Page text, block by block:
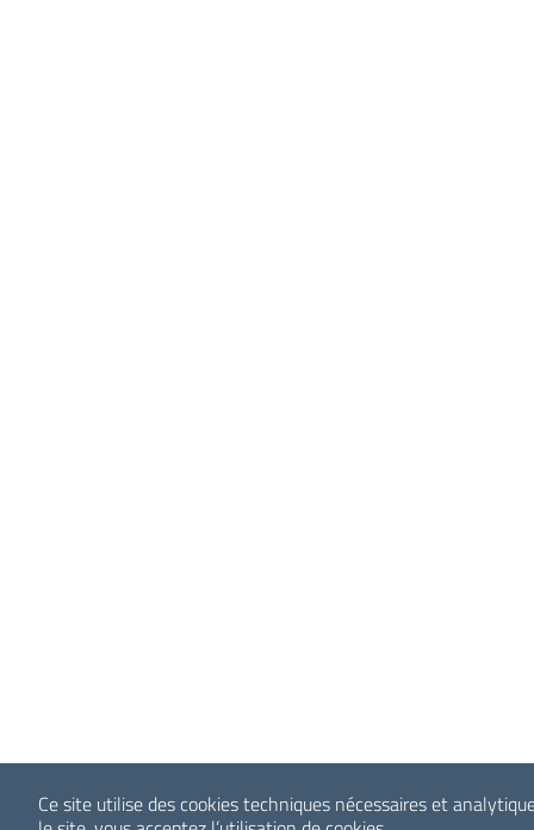
Ce site utilise des cookies techniques nécessaires et